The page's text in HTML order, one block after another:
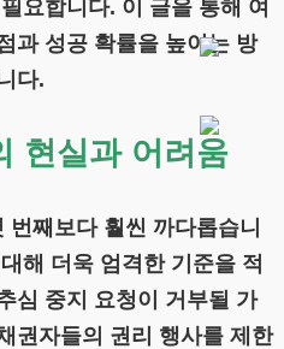
요합니다. 이 글을 통해 여
과 성공 확률을 높이는 방
다.
현실과 어려움
째보다 훨씬 까다롭습니
해 더욱 엄격한 기준을 적
심 중지 요청이 거부될 가
권자들의 권리 행사를 제한